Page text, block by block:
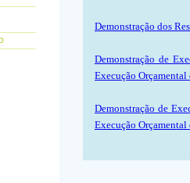
Demonstração dos
Demonstração de
Execução Orçamental
Demonstração de
Execução